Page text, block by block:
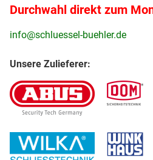
Durchwahl direkt zum
info@schluessel-buehler.de
Unsere Zulieferer: